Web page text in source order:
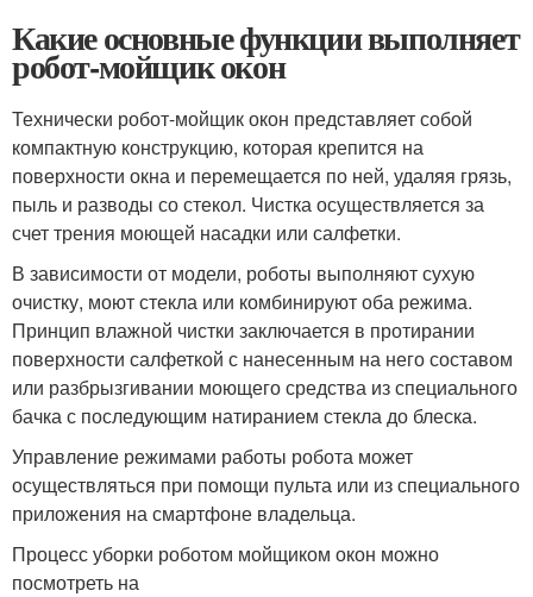
Какие основные функции выполняет
робот-мойщик окон
Технически робот-мойщик окон представляет собой
компактную конструкцию, которая крепится на
поверхности окна и перемещается по ней, удаляя грязь,
пыль и разводы со стекол. Чистка осуществляется за
счет трения моющей насадки или салфетки.
В зависимости от модели, роботы выполняют сухую
очистку, моют стекла или комбинируют оба режима.
Принцип влажной чистки заключается в протирании
поверхности салфеткой с нанесенным на него составом
или разбрызгивании моющего средства из специального
бачка с последующим натиранием стекла до блеска.
Управление режимами работы робота может
осуществляться при помощи пульта или из специального
приложения на смартфоне владельца.
Процесс уборки роботом мойщиком окон можно
посмотреть на